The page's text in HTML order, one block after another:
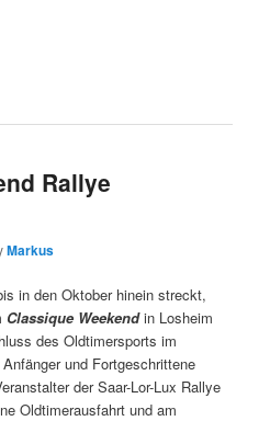
Rallye
Markus
in den Oktober hinein streckt,
Classique Weekendin Losheim
des Oldtimersports im
und Fortgeschrittene
der Saar-Lor-Lux Rallye
Oldtimerausfahrt und am